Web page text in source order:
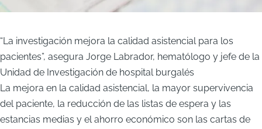
“La investigación mejora la calidad asistencial para los
pacientes”, asegura Jorge Labrador, hematólogo y jefe de la
Unidad de Investigación de hospital burgalés
La mejora en la calidad asistencial, la mayor supervivencia
del paciente, la reducción de las listas de espera y las
estancias medias y el ahorro económico son las cartas de